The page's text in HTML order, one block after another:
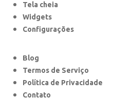
Tela cheia
Widgets
Configurações
Blog
Termos de Serviço
Política de Privacidade
Contato